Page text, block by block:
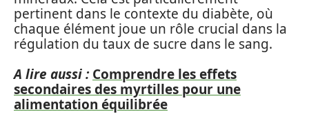
pertinent dans le contexte du diabète, où
chaque élément joue un rôle crucial dans la
régulation du taux de sucre dans le sang.
A lire aussi : Comprendre les effets
secondaires des myrtilles pour une
alimentation équilibrée